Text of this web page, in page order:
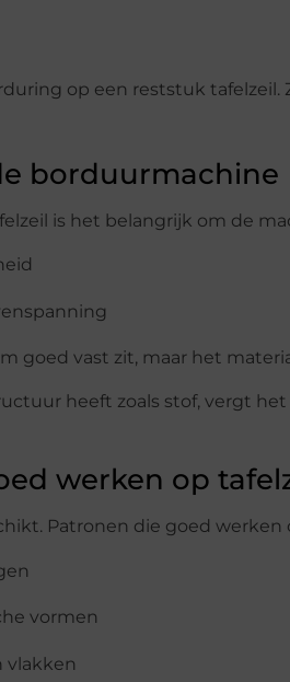
op een reststuk
borduurmachine
is het belangrijk om de
goed vast zit, maar het
heeft zoals stof, vergt
werken op
Patronen die goed werken
vormen
vlakken